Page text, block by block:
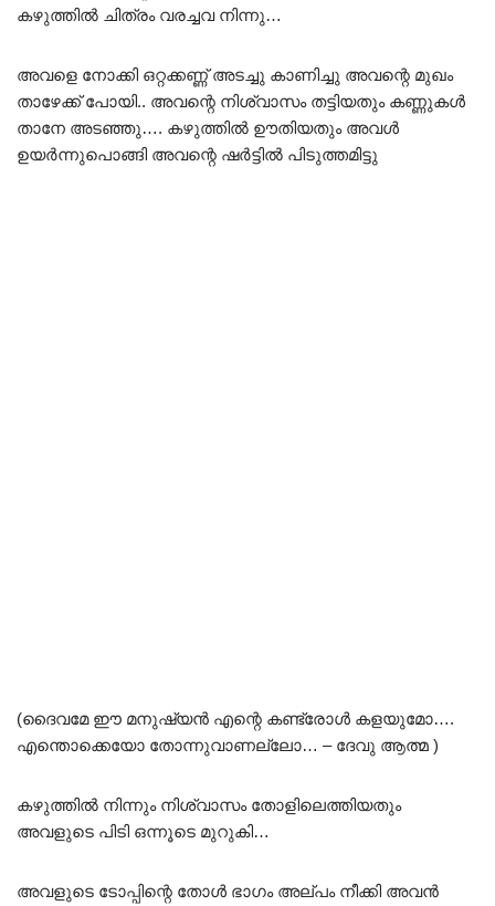
കഴുത്തിൽ ചിത്രം വരച്ചവ നിന്നു…
അവളെ നോക്കി ഒറ്റക്കണ്ണ് അടച്ചു കാണിച്ചു അവന്റെ മുഖം
താഴേക്ക് പോയി.. അവന്റെ നിശ്വാസം തട്ടിയതും കണ്ണുകൾ
താനേ അടഞ്ഞു…. കഴുത്തിൽ ഊതിയതും അവൾ
ഉയർന്നുപൊങ്ങി അവന്റെ ഷർട്ടിൽ പിടുത്തമിട്ടു
(ദൈവമേ ഈ മനുഷ്യൻ എന്റെ കണ്ട്രോൾ കളയുമോ….
എന്തൊക്കെയോ തോന്നുവാണല്ലോ… – ദേവു ആത്മ )
കഴുത്തിൽ നിന്നും നിശ്വാസം തോളിലെത്തിയതും
അവളുടെ പിടി ഒന്നൂടെ മുറുകി…
അവളുടെ ടോപ്പിന്റെ തോൾ ഭാഗം അല്പം നീക്കി അവൻ